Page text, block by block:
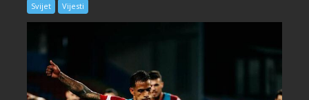
Svijet Vijesti